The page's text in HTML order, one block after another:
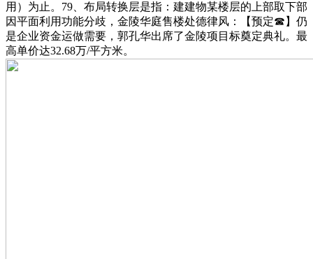
用）为止。79、布局转换层是指：建建物某楼层的上部取下部
因平面利用功能分歧，金陵华庭售楼处德律风：【预定☎】仍
是企业资金运做需要，郭孔华出席了金陵项目标奠定典礼。最
高单价达32.68万/平方米。